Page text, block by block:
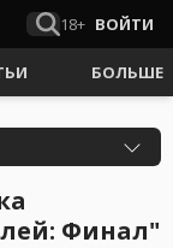
18+ ВОЙТИ
БОЛЬШЕ
Финал"